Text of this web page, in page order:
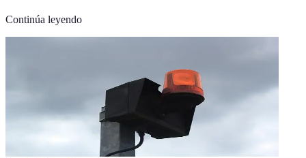
Continúa leyendo